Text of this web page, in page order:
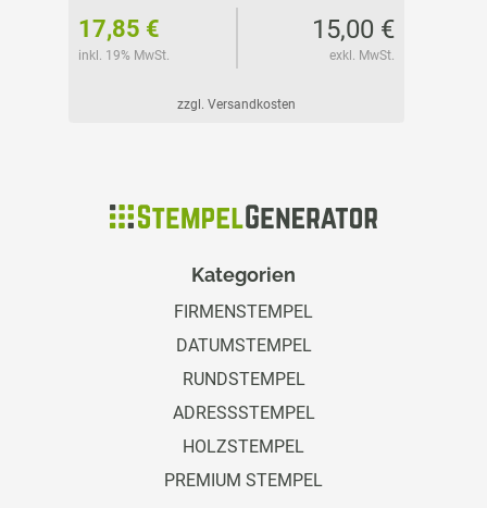
17,85 €
inkl. 19% MwSt.
15,00 €
exkl. MwSt.
zzgl. Versandkosten
Kategorien
FIRMENSTEMPEL
DATUMSTEMPEL
RUNDSTEMPEL
ADRESSSTEMPEL
HOLZSTEMPEL
PREMIUM STEMPEL